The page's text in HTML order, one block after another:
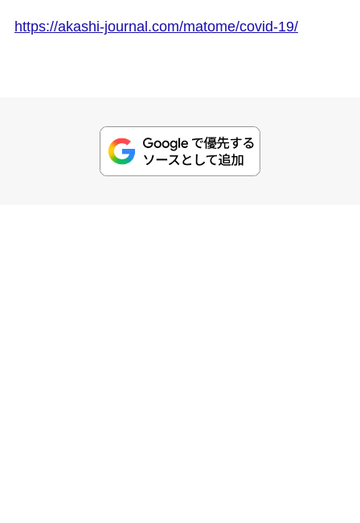
https://akashi-journal.com/matome/covid-19/